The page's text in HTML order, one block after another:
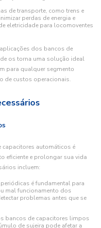
de transporte, como trens e
perdas de energia e
eletricidade para locomoventes
dos bancos de
os torna uma solução ideal
para qualquer segmento
de custos operacionais.
automáticos é
eficiente e prolongar sua vida
incluem:
é fundamental para
mal funcionamento dos
problemas antes que se
bancos de capacitores limpos
de sujeira pode afetar a